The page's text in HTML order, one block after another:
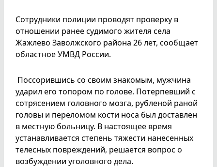
Сотрудники полиции проводят проверку в
отношении ранее судимого жителя села
Жажлево Заволжского района 26 лет, сообщает
областное УМВД России.
Поссорившись со своим знакомым, мужчина
ударил его топором по голове. Потерпевший с
сотрясением головного мозга, рубленой раной
головы и переломом кости носа был доставлен
в местную больницу. В настоящее время
устанавливается степень тяжести нанесенных
телесных повреждений, решается вопрос о
возбуждении уголовного дела.